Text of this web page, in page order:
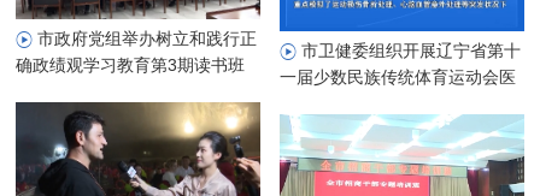
市政府党组举办树立和践行正
确政绩观学习教育第3期读书班
题学习会议
市卫健委组织开展辽宁省第十
一届少数民族传统体育运动会医